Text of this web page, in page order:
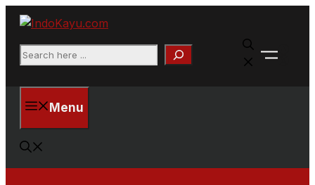
Skip
content
Search
X
Menu